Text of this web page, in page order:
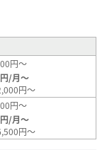
円～
円/月～
円～
円～
円/月～
円～